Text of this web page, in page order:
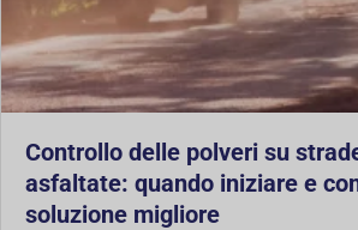
Controllo delle polveri su
asfaltate: quando iniziare e
soluzione migliore